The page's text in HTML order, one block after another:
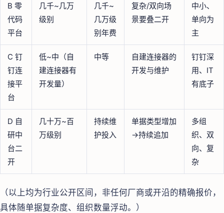
B 零
代码
平台
几千~几万
级别
几千~
几万级
别年费
复杂/双向场
景要叠二开
中小、
单向为
主
C 钉
钉连
接平
台
低~中（自
建连接器有
开发量）
中等
自建连接器的
开发与维护
钉钉深
用、IT
有底子
D 自
研中
台二
开
几十万~百
万级别
持续维
护投入
单据类型增加
→持续追加
多组
织、双
向、复
杂
（以上均为行业公开区间，非任何厂商或开沿的精确报价，
具体随单据复杂度、组织数量浮动。）